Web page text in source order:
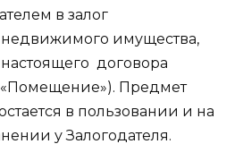
в залог
имущества,
настоящего договора
Предмет
в пользовании и на
у Залогодателя.